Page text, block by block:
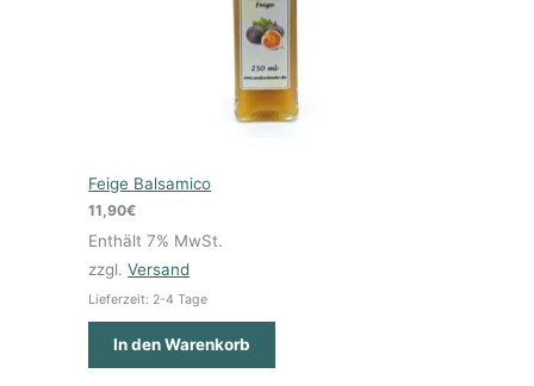
Feige Balsamico
11,90€
Enthält 7% MwSt.
zzgl.Versand
Lieferzeit: 2-4 Tage
In den Warenkorb